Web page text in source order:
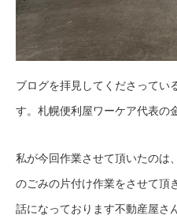
ブログを拝見してくださってい
す。札幌便利屋ワーケア代表の
私が今回作業させて頂いたのは
のごみの片付け作業をさせて頂
話になっております不動産屋さ